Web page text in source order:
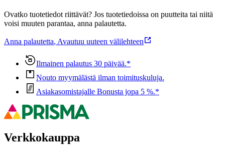
Ovatko tuotetiedot riittävät? Jos tuotetiedoissa on puutteita tai niitä
voisi muuten parantaa, anna palautetta.
Anna palautetta, Avautuu uuteen välilehteen
Ilmainen palautus 30 päivää.*
Nouto myymälästä ilman toimituskuluja.
Asiakasomistajalle Bonusta jopa 5 %.*
Verkkokauppa